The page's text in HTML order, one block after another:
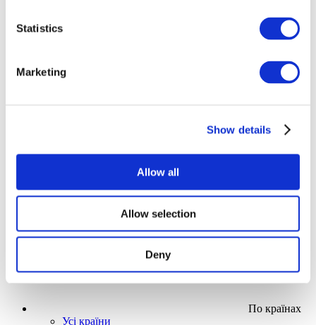
Statistics
Marketing
Show details
Allow all
Allow selection
Deny
Наша спецпропозиція
Без піджанру
По країнах
Усі країни